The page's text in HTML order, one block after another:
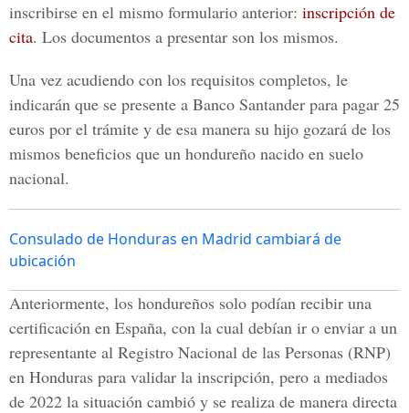
inscribirse en el mismo formulario anterior: inscripción de
cita. Los documentos a presentar son los mismos.
Una vez acudiendo con los requisitos completos, le
indicarán que se presente a Banco Santander para pagar 25
euros por el trámite y de esa manera su hijo gozará de los
mismos beneficios que un hondureño nacido en suelo
nacional.
Consulado de Honduras en Madrid cambiará de
ubicación
Anteriormente, los hondureños solo podían recibir una
certificación en España, con la cual debían ir o enviar a un
representante al Registro Nacional de las Personas (RNP)
en Honduras para validar la inscripción, pero a mediados
de 2022 la situación cambió y se realiza de manera directa